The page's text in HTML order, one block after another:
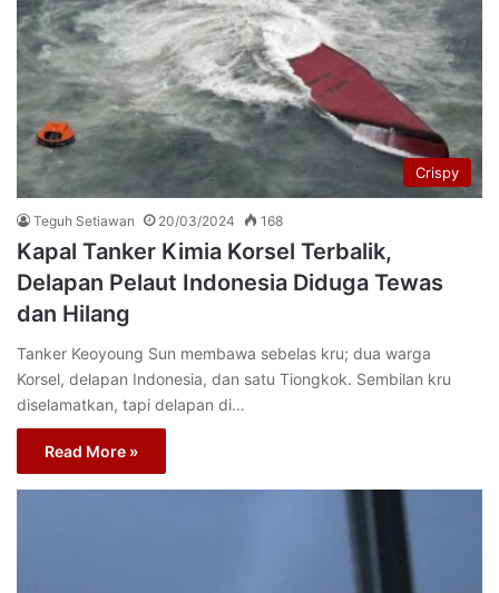
Crispy
Teguh Setiawan 20/03/2024 168
Kapal Tanker Kimia Korsel Terbalik,
Delapan Pelaut Indonesia Diduga Tewas
dan Hilang
Tanker Keoyoung Sun membawa sebelas kru; dua warga
Korsel, delapan Indonesia, dan satu Tiongkok. Sembilan kru
diselamatkan, tapi delapan di…
Read More »